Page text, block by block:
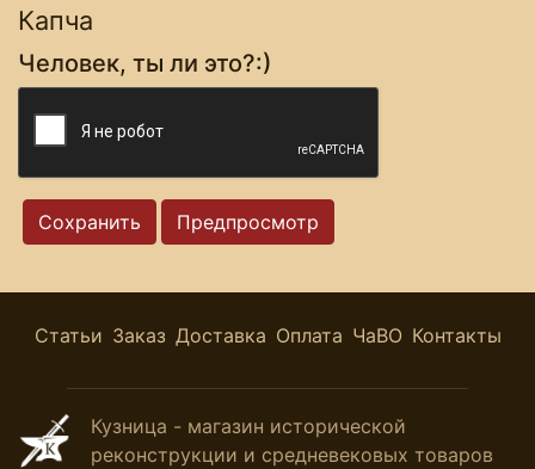
Капча
Человек, ты ли это?:)
Статьи Заказ Доставка Оплата ЧаВО Контакты
Кузница - магазин исторической
реконструкции и средневековых товаров